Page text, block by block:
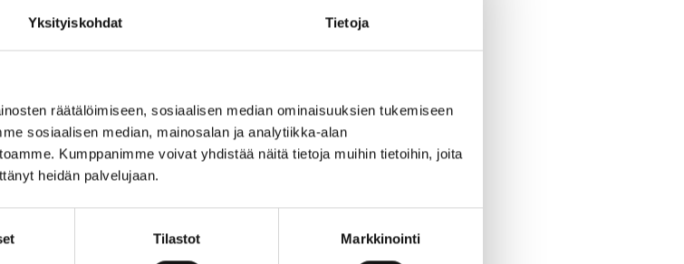
Yksityiskohdat Tietoja
räätälöimiseen, sosiaalisen median ominaisuuksien tukemiseen
sosiaalisen median, mainosalan ja analytiikka-alan
Kumppanimme voivat yhdistää näitä tietoja muihin tietoihin, joita
heidän palvelujaan.
Tilastot Markkinointi
Viikon 22 tarjoukset
S-Market Arabiasta koulujen päättäjäis
viikonloppuun tuotteita edullisesti!
Hinnat ilmoituksessa